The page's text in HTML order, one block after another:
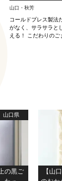
っぷり使える
山口・秋芳
コールドプレス製法
がなく、サラサラと
える！ こだわりの
山口県
の黒ご
【山